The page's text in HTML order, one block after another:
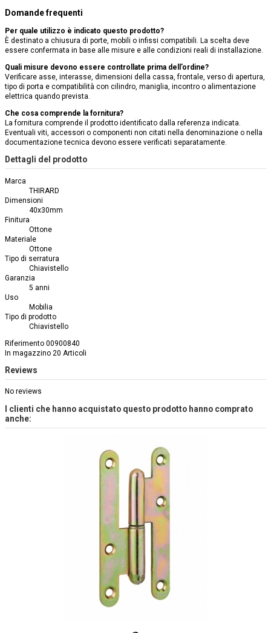
Domande frequenti
Per quale utilizzo è indicato questo prodotto?
È destinato a chiusura di porte, mobili o infissi compatibili. La scelta deve
essere confermata in base alle misure e alle condizioni reali di installazione.
Quali misure devono essere controllate prima dell’ordine?
Verificare asse, interasse, dimensioni della cassa, frontale, verso di apertura,
tipo di porta e compatibilità con cilindro, maniglia, incontro o alimentazione
elettrica quando prevista.
Che cosa comprende la fornitura?
La fornitura comprende il prodotto identificato dalla referenza indicata.
Eventuali viti, accessori o componenti non citati nella denominazione o nella
documentazione tecnica devono essere verificati separatamente.
Dettagli del prodotto
Marca
THIRARD
Dimensioni
40x30mm
Finitura
Ottone
Materiale
Ottone
Tipo di serratura
Chiavistello
Garanzia
5 anni
Uso
Mobilia
Tipo di prodotto
Chiavistello
Riferimento 00900840
In magazzino 20 Articoli
Reviews
No reviews
I clienti che hanno acquistato questo prodotto hanno comprato
anche: